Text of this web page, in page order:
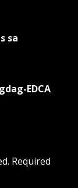
sa
EDCA
Required